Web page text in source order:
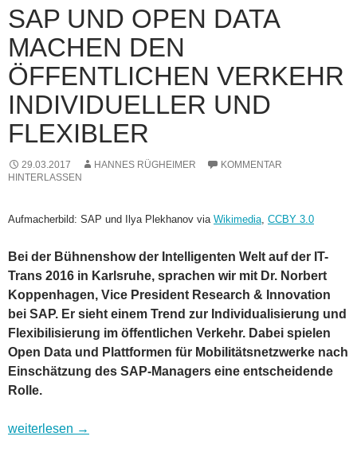
SAP UND OPEN DATA
MACHEN DEN
ÖFFENTLICHEN VERKEHR
INDIVIDUELLER UND
FLEXIBLER
29.03.2017 HANNES RÜGHEIMER
KOMMENTAR
HINTERLASSEN
Aufmacherbild: SAP und Ilya Plekhanov via Wikimedia CCBY 3.0
Bei der Bühnenshow der Intelligenten Welt auf der IT-
Trans 2016 in Karlsruhe, sprachen wir mit Dr. Norbert
Koppenhagen, Vice President Research & Innovation
bei SAP. Er sieht einem Trend zur Individualisierung und
Flexibilisierung im öffentlichen Verkehr. Dabei spielen
Open Data und Plattformen für Mobilitätsnetzwerke nach
Einschätzung des SAP-Managers eine entscheidende
Rolle.
SAP und Open Data machen den öffentlichen Verkehr
weiterlesen →